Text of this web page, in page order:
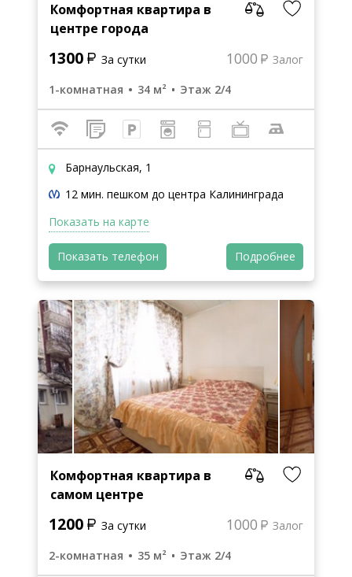
Комфортная квартира в
центре города
1300 За сутки 1000
Залог
1-комнатная
34 м² Этаж 2/4
Барнаульская, 1
12 мин. пешком до центра Калининграда
Показать на карте
Показать телефон Подробнее
Комфортная квартира в
самом центре
1200 За сутки 1000
Залог
2-комнатная
35 м² Этаж 2/4